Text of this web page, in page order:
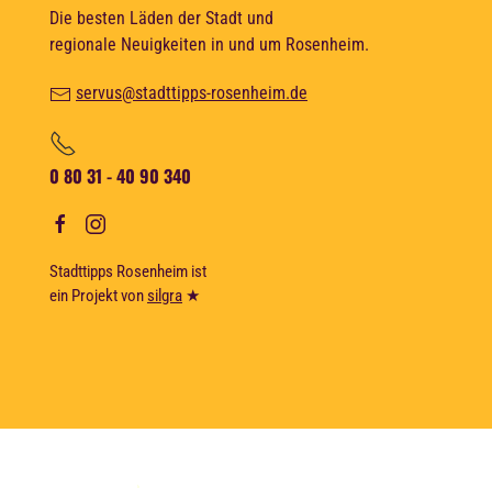
Die besten Läden der Stadt und
regionale Neuigkeiten in und um Rosenheim.
servus@stadttipps-rosenheim.de
0 80 31 - 40 90 340
Stadttipps Rosenheim ist
ein Projekt von silgra ★